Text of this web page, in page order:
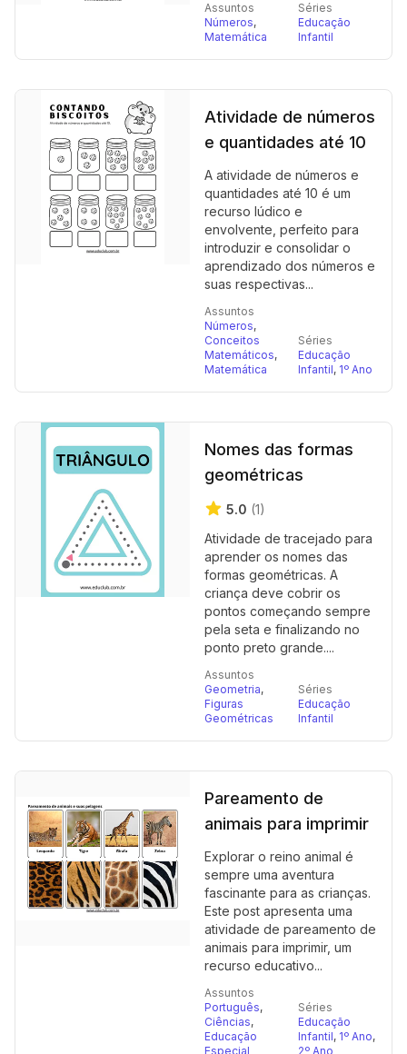
Assuntos
Números,
Matemática
Séries
Educação
Infantil
Atividade de números
e quantidades até 10
A atividade de números e
quantidades até 10 é um
recurso lúdico e
envolvente, perfeito para
introduzir e consolidar o
aprendizado dos números e
suas respectivas...
Assuntos
Números,
Conceitos
Matemáticos,
Matemática
Séries
Educação
Infantil, 1º Ano
Nomes das formas
geométricas
5.0 (1)
Atividade de tracejado para
aprender os nomes das
formas geométricas. A
criança deve cobrir os
pontos começando sempre
pela seta e finalizando no
ponto preto grande....
Assuntos
Geometria,
Figuras
Geométricas
Séries
Educação
Infantil
Pareamento de
animais para imprimir
Explorar o reino animal é
sempre uma aventura
fascinante para as crianças.
Este post apresenta uma
atividade de pareamento de
animais para imprimir, um
recurso educativo...
Assuntos
Português,
Ciências,
Educação
Especial
Séries
Educação
Infantil, 1º Ano,
2º Ano